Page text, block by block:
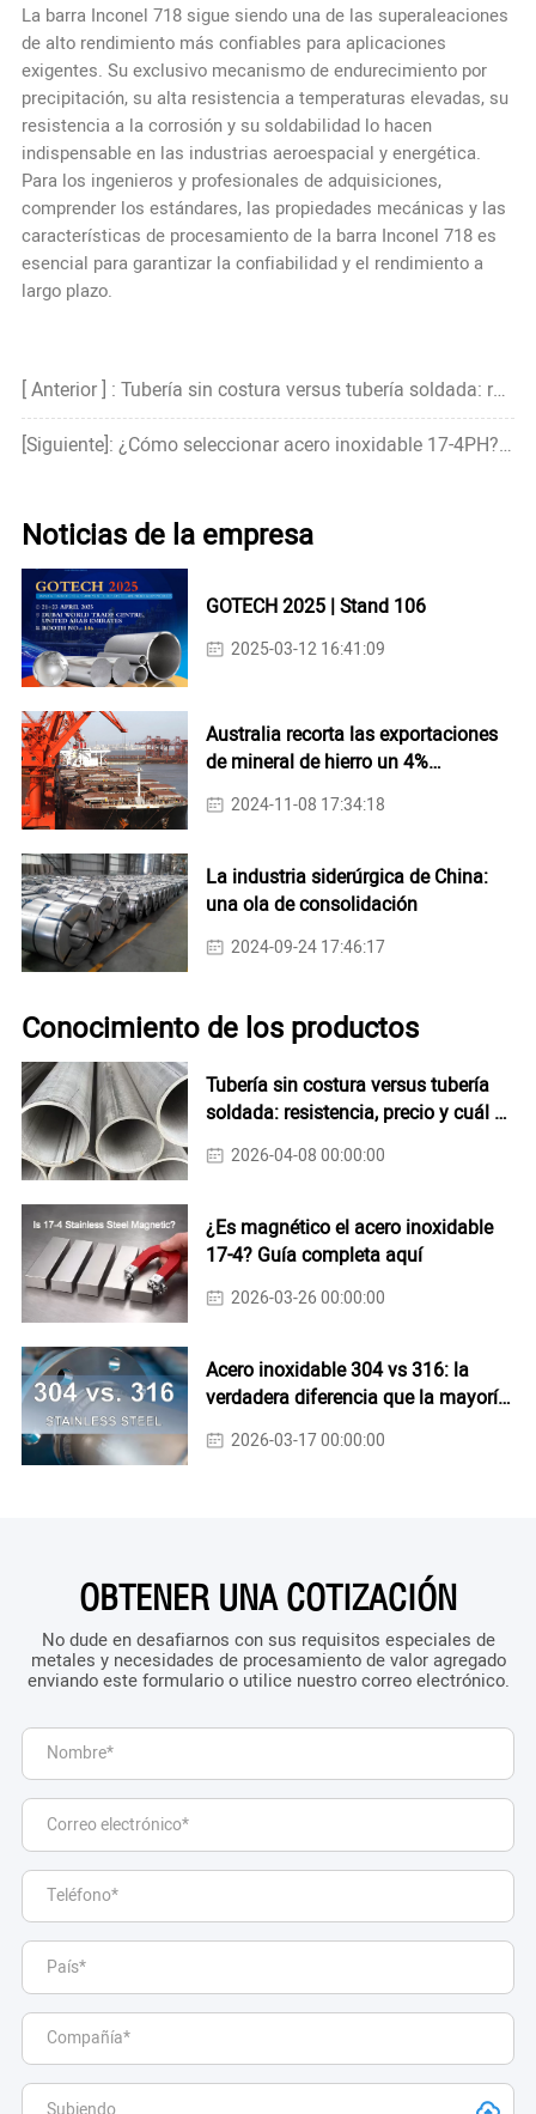
La barra Inconel 718 sigue siendo una de las superaleaciones
de alto rendimiento más confiables para aplicaciones
exigentes. Su exclusivo mecanismo de endurecimiento por
precipitación, su alta resistencia a temperaturas elevadas, su
resistencia a la corrosión y su soldabilidad lo hacen
indispensable en las industrias aeroespacial y energética.
Para los ingenieros y profesionales de adquisiciones,
comprender los estándares, las propiedades mecánicas y las
características de procesamiento de la barra Inconel 718 es
esencial para garantizar la confiabilidad y el rendimiento a
largo plazo.
[ Anterior ] : Tubería sin costura versus tubería soldada: resistencia, precio y cuál es más fuerte
[Siguiente]: ¿Cómo seleccionar acero inoxidable 17-4PH? Guía para principiantes
Noticias de la empresa
GOTECH 2025 | Stand 106
2025-03-12 16:41:09
Australia recorta las exportaciones
de mineral de hierro un 4%
interanual en octubre
2024-11-08 17:34:18
La industria siderúrgica de China:
una ola de consolidación
2024-09-24 17:46:17
Conocimiento de los productos
Tubería sin costura versus tubería
soldada: resistencia, precio y cuál es
más fuerte
2026-04-08 00:00:00
¿Es magnético el acero inoxidable
17-4? Guía completa aquí
2026-03-26 00:00:00
Acero inoxidable 304 vs 316: la
verdadera diferencia que la mayoría
de la gente pasa por alto
2026-03-17 00:00:00
OBTENER UNA COTIZACIÓN
No dude en desafiarnos con sus requisitos especiales de
metales y necesidades de procesamiento de valor agregado
enviando este formulario o utilice nuestro correo electrónico.